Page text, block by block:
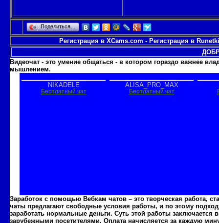
Поделиться…
Регистрация в XCams.com - Регистрация в
Видеочат - это умение общаться - в котором гораздо важнее
мышлением.
Заработок с помощью Вебкам чатов – это творческая работа,
чаты предлагают свободные условия работы, и по этому
заработать нормальные деньги. Суть этой работы заключается
зарубежными посетителями. Оплата начисляется за каждую